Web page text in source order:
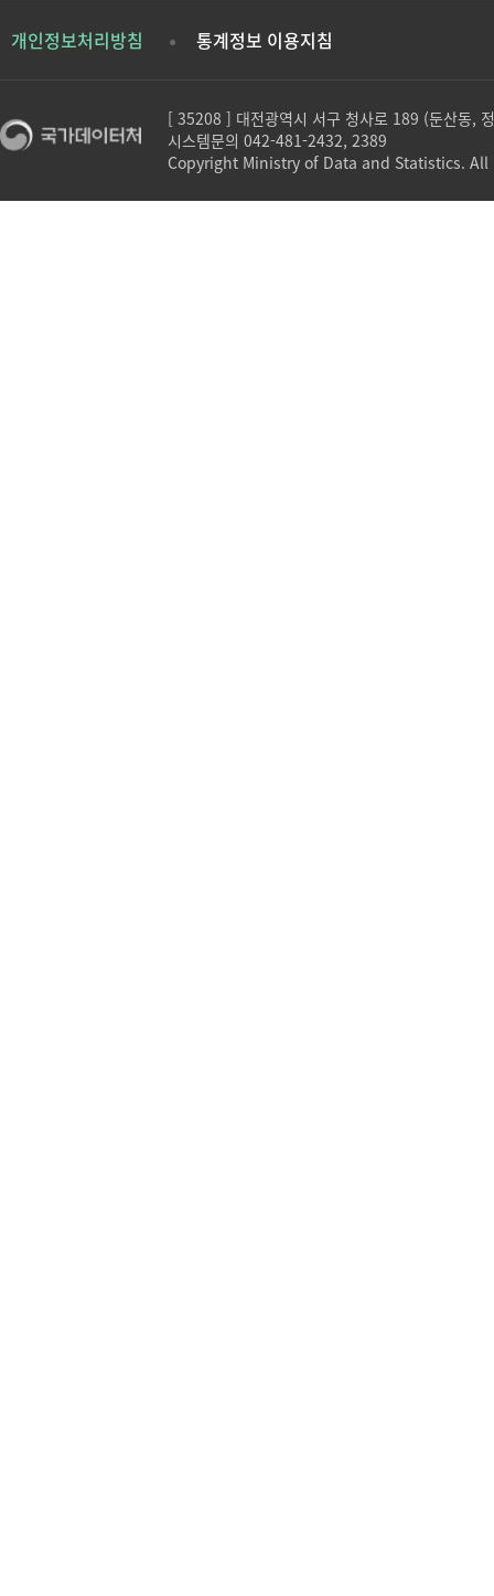
개인정보처리방침 통계정보 이용지침
[ 35208 ] 대전광역시 서구 청사로 189 (둔산동,
시스템문의 042-481-2432, 2389
Copyright Ministry of Data and Statistics.